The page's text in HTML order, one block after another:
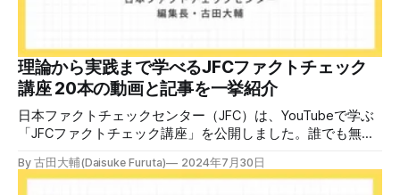
す。 受講生には教材を提供 デマや不確かな情報が蔓延する
中で、自衛策が求められています。「気をつけて」というだ
けでは、対策になりません。最初から騙されたい人はいませ
ん。誰だって気をつけているのに、誤った情
理論から実践まで学べるJFCファクトチェック
講座 20本の動画と記事を一挙紹介
日本ファクトチェックセンター（JFC）は、YouTubeで学ぶ
「JFCファクトチェック講座」を公開しました。誰でも無料
ファクトチェックやメディアリテラシーの知識を学ぶことが
By 古田大輔(Daisuke Furuta) 2024年7月30日